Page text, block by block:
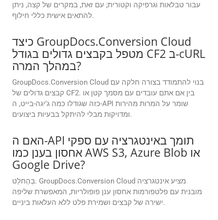
עבור טבלאות וגרפיקה וקטורית; עם זאת, במקרים של קצה, ניתן
להתאים אישית כללי חילוף.
כיצד GroupDocs.Conversion Cloud
מטפל בקבצים גדולים בגודל CF2 ב-cURL
במהלך המרה?
GroupDocs.Conversion Cloud בנוי להתמודד בצורה חלקה עם
קבצים גדולים של CF2. בין אם אתם עובדים עם מסמך קטן או
כזה שגודלו כמה ג’יגה-בייט, ה-API שומר על המרות מהירות
ומדויקות מבלי להיתקל בבעיות ביצועים.
האם ה-API תומך באינטגרציה עם ספקי
אחסון בענן כמו AWS S3, Azure Blob או
Google Drive?
בְּהֶחלֵט. GroupDocs.Conversion Cloud מציע אינטגרציה
מובנית עם פלטפורמות אחסון ענן פופולריות, המאפשרת שליפה
ישירה של קבצים ושמירת פלט ללא העלאות ביניים.